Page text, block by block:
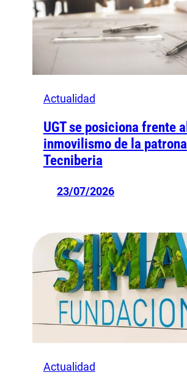
Actualidad
UGT se posiciona frente al
inmovilismo de la patronal
Tecniberia
23/07/2026
Actualidad